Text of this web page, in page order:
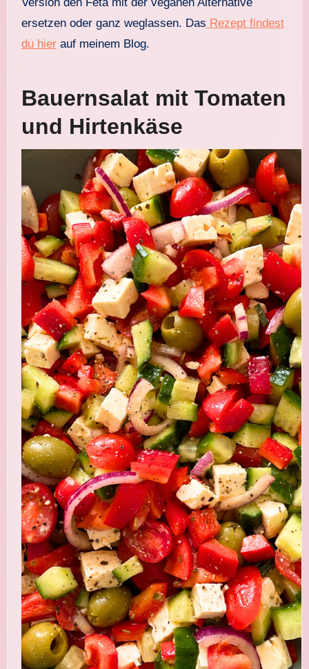
ersetzen oder ganz weglassen. Das Rezept findest
du hierauf meinem Blog.
Bauernsalat mit Tomaten
und Hirtenkäse